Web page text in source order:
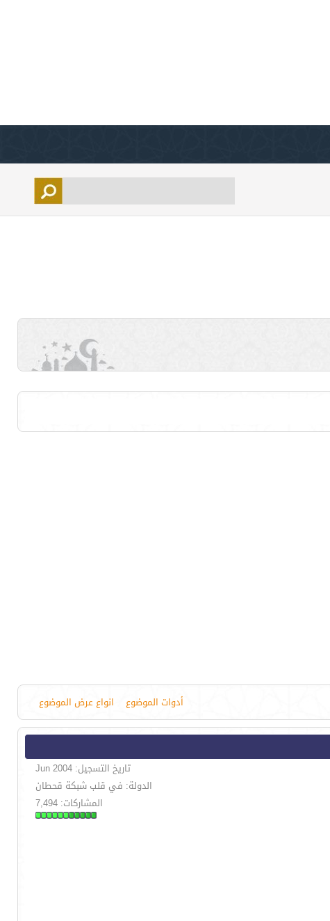
أدوات الموضوع انواع عرض الموضوع
تاريخ التسجيل: Jun 2004
الدولة: في قلب شبكة قحطان
المشاركات: 7,494